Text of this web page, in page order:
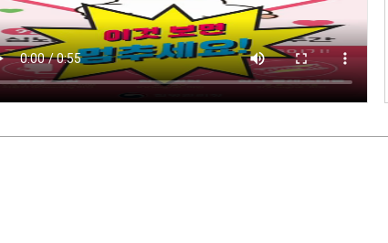
검진
사업
건강조사
강증진 통합서비
암환자 의료비 지원
희귀난치성 질환자 의료비
지원
치매서비스관리사업